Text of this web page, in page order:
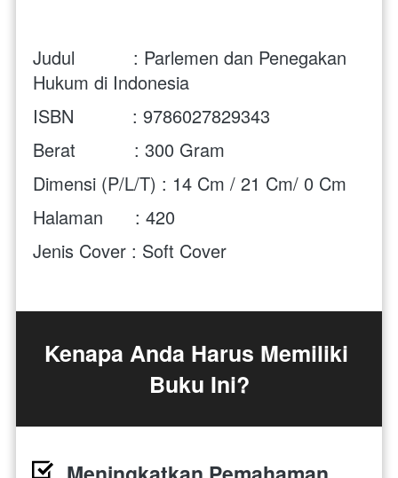
Judul           : Parlemen dan Penegakan
Hukum di Indonesia
ISBN           : 9786027829343
Berat           : 300 Gram
Dimensi (P/L/T) : 14 Cm / 21 Cm/ 0 Cm
Halaman      : 420
Jenis Cover : Soft Cover
Kenapa Anda Harus Memiliki
Buku Ini?